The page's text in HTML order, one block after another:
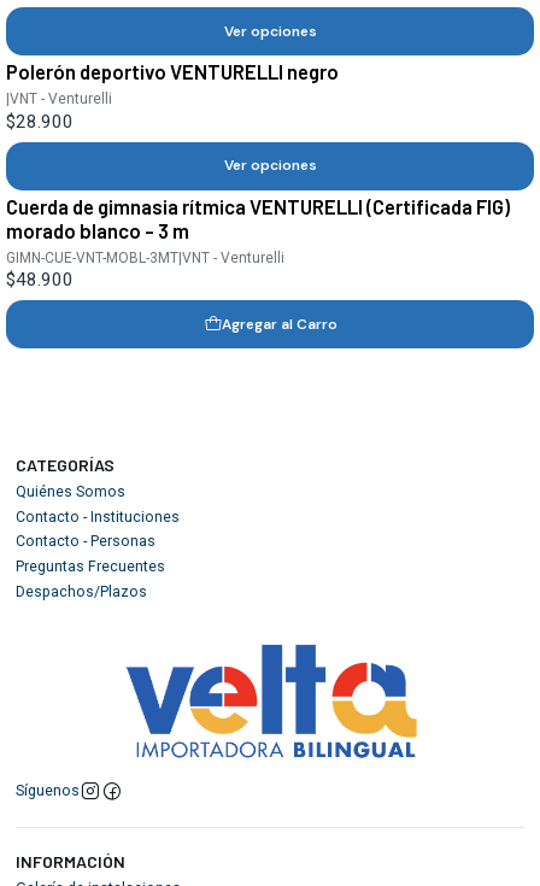
Ver opciones
Polerón deportivo VENTURELLI negro
|VNT - Venturelli
$28.900
Ver opciones
Cuerda de gimnasia rítmica VENTURELLI (Certificada FIG)
morado blanco - 3 m
GIMN-CUE-VNT-MOBL-3MT|VNT - Venturelli
$48.900
Agregar al Carro
CATEGORÍAS
Quiénes Somos
Contacto - Instituciones
Contacto - Personas
Preguntas Frecuentes
Despachos/Plazos
Síguenos
INFORMACIÓN